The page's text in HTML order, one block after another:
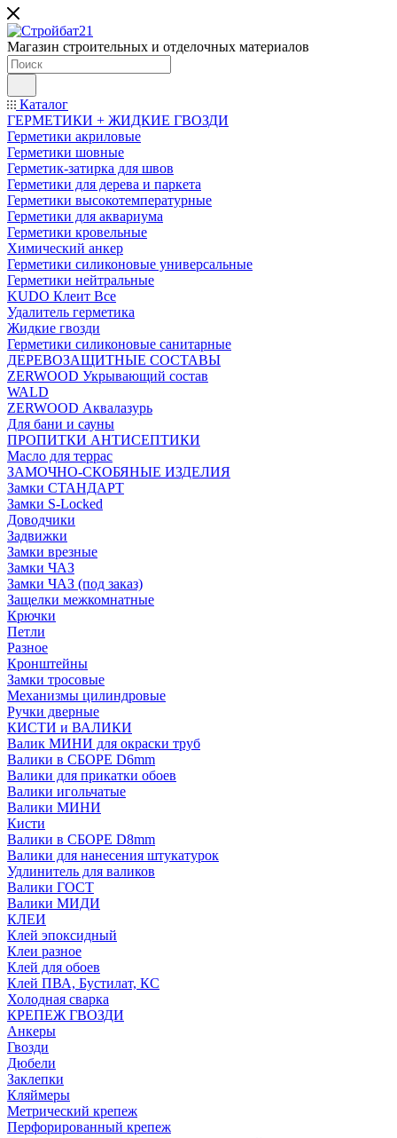
Магазин строительных и отделочных материалов
Каталог
ГЕРМЕТИКИ + ЖИДКИЕ ГВОЗДИ
Герметики акриловые
Герметики шовные
Герметик-затирка для швов
Герметики для дерева и паркета
Герметики высокотемпературные
Герметики для аквариума
Герметики кровельные
Химический анкер
Герметики силиконовые универсальные
Герметики нейтральные
KUDO Клеит Все
Удалитель герметика
Жидкие гвозди
Герметики силиконовые санитарные
ДЕРЕВОЗАЩИТНЫЕ СОСТАВЫ
ZERWOOD Укрывающий состав
WALD
ZERWOOD Аквалазурь
Для бани и сауны
ПРОПИТКИ АНТИСЕПТИКИ
Масло для террас
ЗАМОЧНО-СКОБЯНЫЕ ИЗДЕЛИЯ
Замки СТАНДАРТ
Замки S-Locked
Доводчики
Задвижки
Замки врезные
Замки ЧАЗ
Замки ЧАЗ (под заказ)
Защелки межкомнатные
Крючки
Петли
Разное
Кронштейны
Замки тросовые
Механизмы цилиндровые
Ручки дверные
КИСТИ и ВАЛИКИ
Валик МИНИ для окраски труб
Валики в СБОРЕ D6mm
Валики для прикатки обоев
Валики игольчатые
Валики МИНИ
Кисти
Валики в СБОРЕ D8mm
Валики для нанесения штукатурок
Удлинитель для валиков
Валики ГОСТ
Валики МИДИ
КЛЕИ
Клей эпоксидный
Клеи разное
Клей для обоев
Клей ПВА, Бустилат, КС
Холодная сварка
КРЕПЕЖ ГВОЗДИ
Анкеры
Гвозди
Дюбели
Заклепки
Кляймеры
Метрический крепеж
Перфорированный крепеж